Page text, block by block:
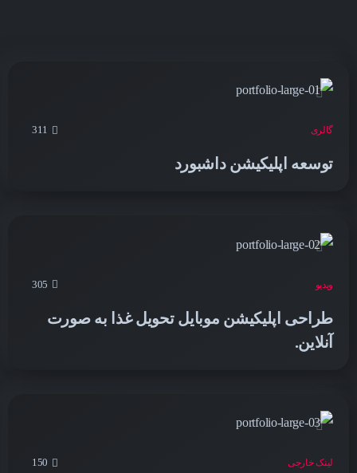
گالری 311
توسعه اپلیکیشن داشبورد
ویدیو 305
طراحی اپلیکیشن موبایل تحویل غذا به صورت
آنلاین.
لینک خارجی 150